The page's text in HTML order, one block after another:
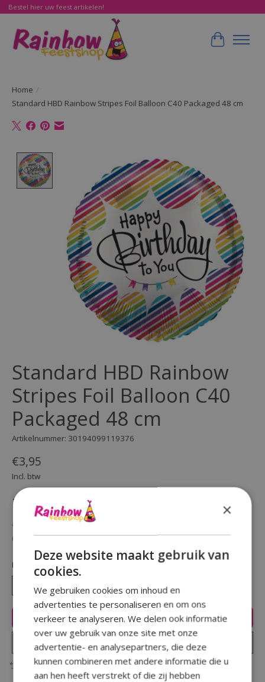
Bestel hier uw feest artikelen!
Home /
Standard HBD Rainbow Stripes Foil Balloon C40 Packaged 48 cm
Product image slideshow Items
Standard HBD Rainbow
Stripes Foil Balloon C40
Packaged 48 cm
Artikelnummer: 30194099119376
€3,95
Incl. btw
De beoordeling van dit product is
(0)
Hoeveelheid:
Toevoegen aan winkelwagen
Plaats bestelling
Toevoegen om te vergelijken
×
Deze website maakt gebruik van
cookies.
We gebruiken cookies om inhoud en
advertenties te personaliseren en om ons
verkeer te analyseren. We delen ook informatie
over uw gebruik van onze site met onze
advertentie- en analysepartners, die deze
kunnen combineren met andere informatie die u
aan hen heeft verstrekt of die zij hebben